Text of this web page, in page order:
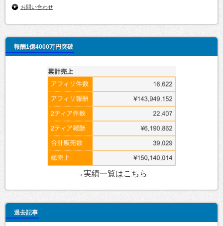
お問い合わせ
報酬1億4000万円突破
→実績一覧はこちら
過去記事